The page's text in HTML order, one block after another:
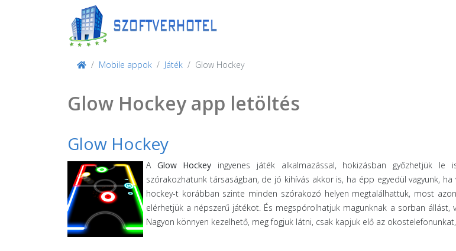
Mobile appok Játék Glow Hockey
Glow Hockey app letöltés
Glow Hockey
A Glow Hockey ingyenes játék alkalmazással, hokizásban győzhetjük le
szórakozhatunk társaságban, de jó kihívás akkor is, ha épp egyedül vagyunk, ha
hockey-t korábban szinte minden szórakozó helyen megtalálhattuk, most
elérhetjük a népszerű játékot. És megspórolhatjuk magunknak a sorban állást,
Nagyon könnyen kezelhető, meg fogjuk látni, csak kapjuk elő az